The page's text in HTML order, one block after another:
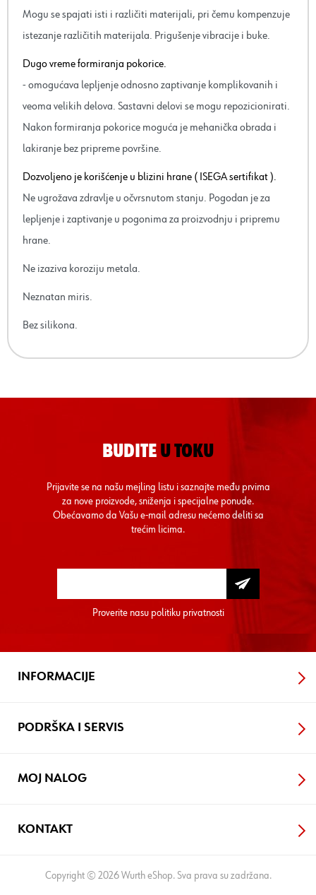
Mogu se spajati isti i različiti materijali, pri čemu kompenzuje
istezanje različitih materijala. Prigušenje vibracije i buke.
Dugo vreme formiranja pokorice.
- omogućava lepljenje odnosno zaptivanje komplikovanih i
veoma velikih delova. Sastavni delovi se mogu repozicionirati.
Nakon formiranja pokorice moguća je mehanička obrada i
lakiranje bez pripreme površine.
Dozvoljeno je korišćenje u blizini hrane ( ISEGA sertifikat ).
Ne ugrožava zdravlje u očvrsnutom stanju. Pogodan je za
lepljenje i zaptivanje u pogonima za proizvodnju i pripremu
hrane.
Ne izaziva koroziju metala.
Neznatan miris.
Bez silikona.
BUDITE U TOKU
Prijavite se na našu mejling listu i saznajte među prvima
za nove proizvode, sniženja i specijalne ponude.
Obećavamo da Vašu e-mail adresu nećemo deliti sa
trećim licima.
Proverite nasu politiku privatnosti
INFORMACIJE
PODRŠKA I SERVIS
MOJ NALOG
KONTAKT
Copyright © 2026 Wurth eShop. Sva prava su zadržana.